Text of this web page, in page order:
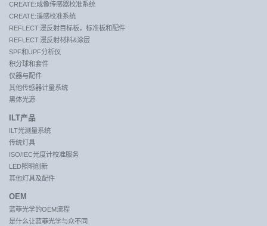
CREATE:成像传感器校准系统
CREATE:遥感校准系统
REFLECT:漫反射目标板，标准板和配件
REFLECT:漫反射材料&涂层
SPF和UPF分析仪
积分球和套件
仪器与配件
其他传感器计量系统
黑体光源
ILT产品
ILT光测量系统
传统灯具
ISO/IEC光度计校准服务
LED照明创新
其他灯具及配件
OEM
蓝菲光学的OEM流程
是什么让蓝菲光学与众不同